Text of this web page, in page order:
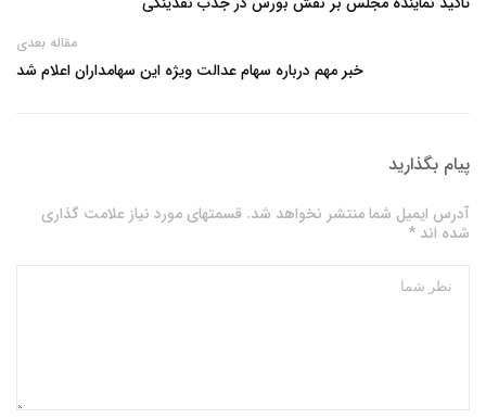
مقاله بعدی
خبر مهم درباره سهام عدالت ویژه این سهامداران اعلام شد
پیام بگذارید
آدرس ایمیل شما منتشر نخواهد شد. قسمتهای مورد نیاز علامت گذاری
شده اند *